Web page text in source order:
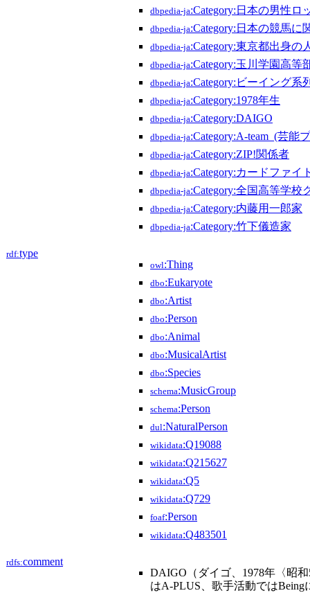
dbpedia-ja:Category:日本の男性ロ
dbpedia-ja:Category:日本の競馬に
dbpedia-ja:Category:東京都出身の
dbpedia-ja:Category:玉川学園高等
dbpedia-ja:Category:ビーイング系
dbpedia-ja:Category:1978年生
dbpedia-ja:Category:DAIGO
dbpedia-ja:Category:A-team_(芸能
dbpedia-ja:Category:ZIP!関係者
dbpedia-ja:Category:カードファ
dbpedia-ja:Category:全国高等学校
dbpedia-ja:Category:内藤用一郎家
dbpedia-ja:Category:竹下儀造家
rdf:type
owl:Thing
dbo:Eukaryote
dbo:Artist
dbo:Person
dbo:Animal
dbo:MusicalArtist
dbo:Species
schema:MusicGroup
schema:Person
dul:NaturalPerson
wikidata:Q19088
wikidata:Q215627
wikidata:Q5
wikidata:Q729
foaf:Person
wikidata:Q483501
rdfs:comment
DAIGO（ダイゴ、1978年〈昭
はA-PLUS、歌手活動では